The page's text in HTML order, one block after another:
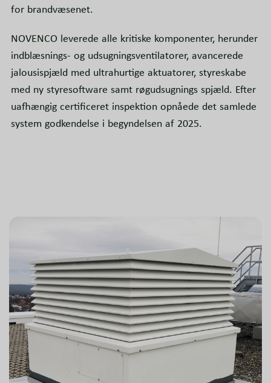
for brandvæsenet.
NOVENCO leverede alle kritiske komponenter, herunder
indblæsnings- og udsugningsventilatorer, avancerede
jalousispjæld med ultrahurtige aktuatorer, styreskabe
med ny styresoftware samt røgudsugnings spjæld. Efter
uafhængig certificeret inspektion opnåede det samlede
system godkendelse i begyndelsen af 2025.